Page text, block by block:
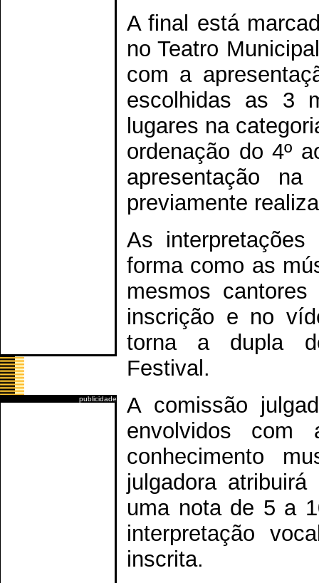
publicidade
A final está
no Teatro
com a
escolhidas as 3
lugares na
ordenação do 4º
apresentação
previamente
As
forma como as
mesmos
inscrição e no
torna a dupla
Festival.
A comissão
envolvidos
conhecimento
julgadora
uma nota de 5 a
interpretação
inscrita.